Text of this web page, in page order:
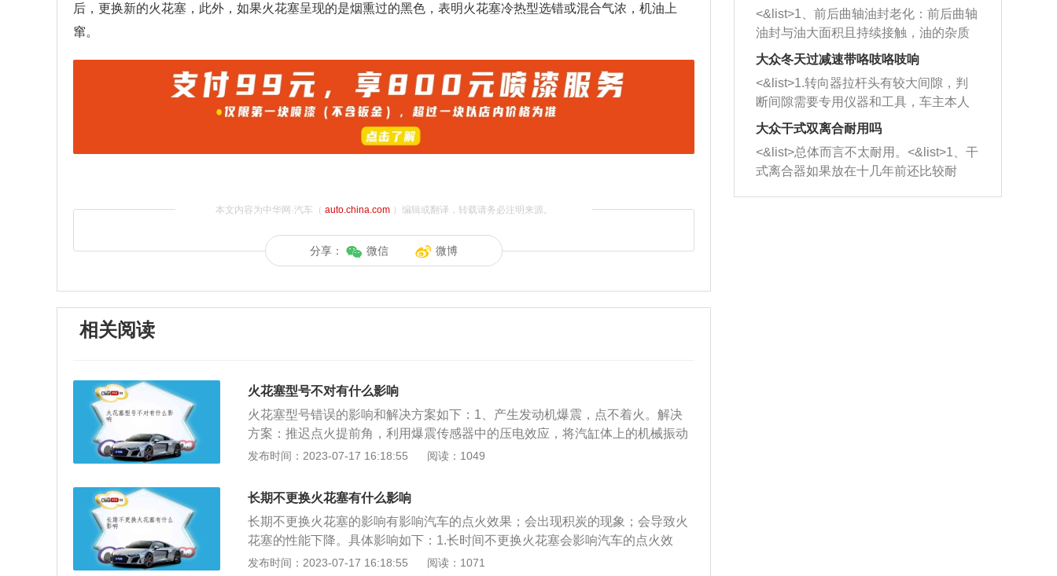
后，更换新的火花塞，此外，如果火花塞呈现的是烟熏过的黑色，表明火花塞冷热型选错或混合气浓，机油上
窜。
本文内容为中华网·汽车（ auto.china.com）编辑或翻译，转载请务必注明来源。
分享： 微信 微博
相关阅读
火花塞型号不对有什么影响
火花塞型号错误的影响和解决方案如下：1、产生发动机爆震，点不着火。解决
方案：推迟点火提前角，利用爆震传感器中的压电效应，将汽缸体上的机械振动
转换成电信号输入ECU，ECU经过处理、判断有无爆震或爆震的强弱，存在爆震
决方案：开引擎盖静置发动机半个小时等温度降下去，再进行检修。3、重则可
能损毁发动机。解决方案：如果发现发动机出现问题，建议尽快前往汽车维修中
心修理。4、导致发动机转速不稳或汽车行驶无力。解决方案：检查怠速控制阀
的作动声音，若无作动声那表示怠速控制阀出现故障，要排除故障，清洗或业换
怠速控制阀，并用专用解码器对怠速转速进行基本设定。
发布时间：2023-07-17 16:18:55 阅读：1049
长期不更换火花塞有什么影响
长期不更换火花塞的影响有影响汽车的点火效果；会出现积炭的现象；会导致火
花塞的性能下降。具体影响如下：1.长时间不更换火花塞会影响汽车的点火效
果。火花塞是属于易损耗的零部件，火花塞的电极在长时间使用之后间隙会不断
发布时间：2023-07-17 16:18:55 阅读：1071
西取出来。但如果是因为积碳过多引起
的堵塞，就需要将三元催化器泡在草酸
洗剂对堵塞的情况得到解决，将清洗剂
放在燃油箱中，与燃油混合后，车辆启
动时，就可以和汽油一起进入到燃烧
室，最后形成废气排出，就可以让三元
催化器得到清洗，排气管堵塞的情况就
能够得到解决。
一圈半的练习，往右同样也要打相同的
圈数。 <&list>3、最后强调要反复练
习，这样就可以形成肌肉记忆，在真实
驾驶车辆时，不需要记忆也能打好方
向。
<&list>1、前后曲轴油封老化：前后曲轴
油封与油大面积且持续接触，油的杂质
和发动机内持续温度变化使其密封效果
逐渐减弱，导致渗油或漏油。<&list>2、
活塞间隙过大：积碳会使活塞环与缸体
的间隙扩大，导致机油流入燃烧室中，
造成烧机油。<&list>3、机油粘度。使用
机油粘度过小的话，同样会有烧机油现
象，机油粘度过小具有很好的流动性，
大众冬天过减速带咯吱咯吱响
<&list>1.转向器拉杆头有较大间隙，判
断间隙需要专用仪器和工具，车主本人
无法制作，需要将车辆送到修理厂或4s
店；<&list>2.车辆半轴套管防尘罩破
裂，破裂后会出现漏油现象，使半轴磨
损严重，磨损的半轴容易损坏，产生异
响；<&list>3.稳定器的转向胶套和球头
大众干式双离合耐用吗
<&list>总体而言不太耐用。<&list>1、干
式离合器如果放在十几年前还比较耐